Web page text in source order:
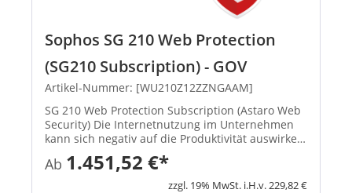
Sophos SG 210 Web Protection
(SG210 Subscription) - GOV
Artikel-Nummer: [WU210Z12ZZNGAAM]
SG 210 Web Protection Subscription (Astaro Web
Security) Die Internetnutzung im Unternehmen
kann sich negativ auf die Produktivität auswirken
und birgt die Gefahr, dass Malware ins Netzwerk
eingeschleust wird. Sophos Web Protection
Ab 1.451,52 €*
zzgl. 19% MwSt. i.H.v. 229,82 €